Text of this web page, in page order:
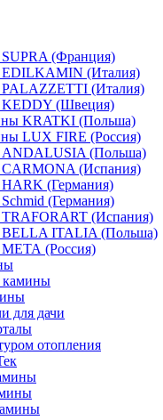
(Франция)
(Италия)
(Италия)
(Швеция)
KRATKI (Польша)
LUX FIRE (Россия)
(Польша)
(Испания)
(Германия)
(Германия)
(Испания)
ITALIA (Польша)
(Россия)
камины
для дачи
отопления